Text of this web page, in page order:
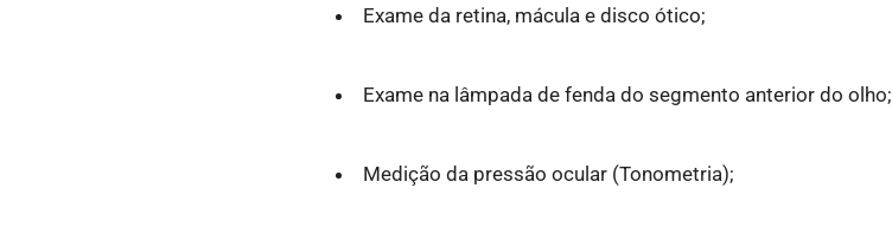
Exame da retina, mácula e disco ótico;
Exame na lâmpada de fenda do segmento anterior do olho;
Medição da pressão ocular (Tonometria);